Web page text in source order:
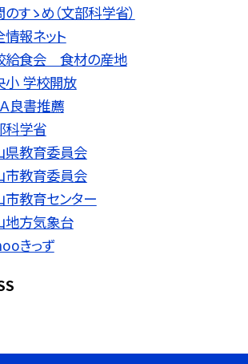
すゝめ（文部科学省）
情報ネット
給食会 食材の産地
小 学校開放
Ａ良書推薦
科学省
県教育委員会
市教育委員会
市教育センター
地方気象台
きっず